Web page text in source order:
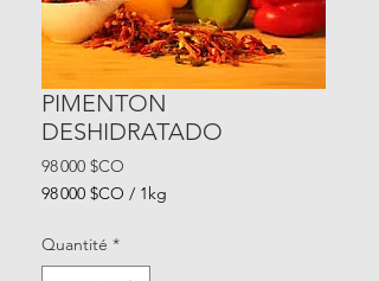
PIMENTON
DESHIDRATADO
98 000 $CO
98 000 $CO / 1kg
pour
1
Quantité *